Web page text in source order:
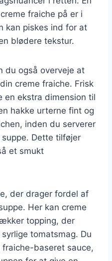
fraiche på er i
kan piskes ind for at
blødere tekstur.
du også overveje at
creme fraiche. Frisk
en ekstra dimension til
hakke urterne fint og
inden du serverer
Dette tilføjer
et smukt
der drager fordel af
Her kan creme
topping, der
tomatsmag. Du
fraiche-baseret sauce,